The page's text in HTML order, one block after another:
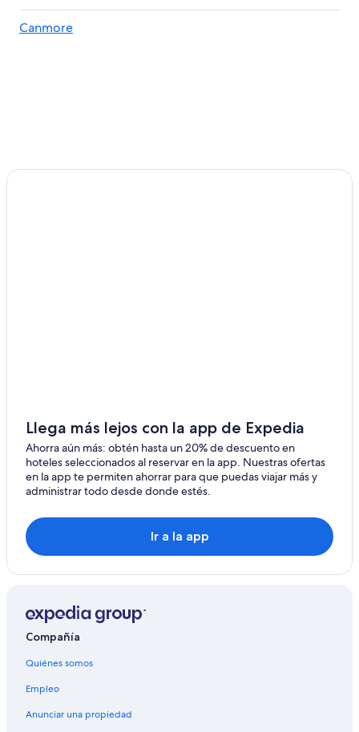
Hoteles románticos en Canmore
Hoteles baratos en Canmore
Hoteles de ski en Banff
Hoteles baratos en Banff
Hoteles con desayuno incluido en Banff
Hoteles con vista en Banff
Hoteles de Red Roof Inn en Banff
Mountain Adventures
Hoteles cerca de Upper Hot Springs
Hoteles cerca de Banff Gondola
Canmore
Llega más lejos con la app de Expedia
Ahorra aún más: obtén hasta un 20% de descuento en
hoteles seleccionados al reservar en la app. Nuestras ofertas
en la app te permiten ahorrar para que puedas viajar más y
administrar todo desde donde estés.
Ir a la app
Compañía
Quiénes somos
Empleo
Anunciar una propiedad